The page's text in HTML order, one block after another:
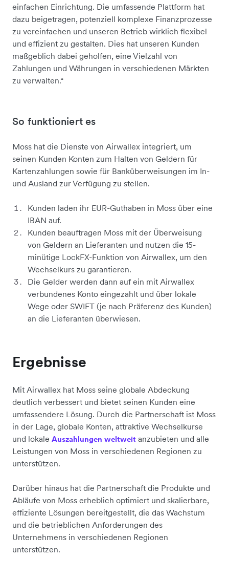
einfachen Einrichtung. Die umfassende Plattform hat
dazu beigetragen, potenziell komplexe Finanzprozesse
zu vereinfachen und unseren Betrieb wirklich flexibel
und effizient zu gestalten. Dies hat unseren Kunden
maßgeblich dabei geholfen, eine Vielzahl von
Zahlungen und Währungen in verschiedenen Märkten
zu verwalten.“
So funktioniert es
Moss hat die Dienste von Airwallex integriert, um
seinen Kunden Konten zum Halten von Geldern für
Kartenzahlungen sowie für Banküberweisungen im In-
und Ausland zur Verfügung zu stellen.
Kunden laden ihr EUR-Guthaben in Moss über eine
IBAN auf.
Kunden beauftragen Moss mit der Überweisung
von Geldern an Lieferanten und nutzen die 15-
minütige LockFX-Funktion von Airwallex, um den
Wechselkurs zu garantieren.
Die Gelder werden dann auf ein mit Airwallex
verbundenes Konto eingezahlt und über lokale
Wege oder SWIFT (je nach Präferenz des Kunden)
an die Lieferanten überwiesen.
Ergebnisse
Mit Airwallex hat Moss seine globale Abdeckung
deutlich verbessert und bietet seinen Kunden eine
umfassendere Lösung. Durch die Partnerschaft ist Moss
in der Lage, globale Konten, attraktive Wechselkurse
und lokale Auszahlungen weltweit anzubieten und alle
Leistungen von Moss in verschiedenen Regionen zu
unterstützen.
Darüber hinaus hat die Partnerschaft die Produkte und
Abläufe von Moss erheblich optimiert und skalierbare,
effiziente Lösungen bereitgestellt, die das Wachstum
und die betrieblichen Anforderungen des
Unternehmens in verschiedenen Regionen
unterstützen.